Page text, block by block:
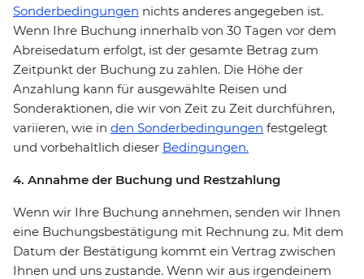
Sonderbedingungen nichts anderes angegeben ist.
Wenn Ihre Buchung innerhalb von 30 Tagen vor dem
Abreisedatum erfolgt, ist der gesamte Betrag zum
Zeitpunkt der Buchung zu zahlen. Die Höhe der
Anzahlung kann für ausgewählte Reisen und
Sonderaktionen, die wir von Zeit zu Zeit durchführen,
variieren, wie in den Sonderbedingungen festgelegt
und vorbehaltlich dieser Bedingungen.
4. Annahme der Buchung und Restzahlung
Wenn wir Ihre Buchung annehmen, senden wir Ihnen
eine Buchungsbestätigung mit Rechnung zu. Mit dem
Datum der Bestätigung kommt ein Vertrag zwischen
Ihnen und uns zustande. Wenn wir aus irgendeinem